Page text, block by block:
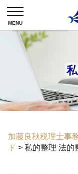
加藤良秋税理士事
ド > 私的整理 法的